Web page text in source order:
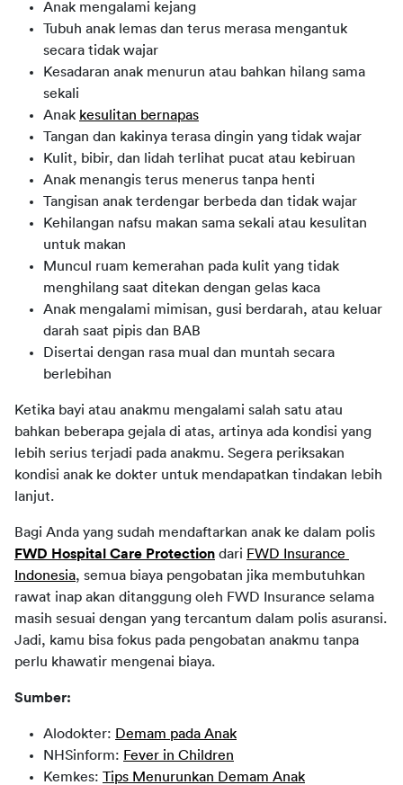
Anak mengalami kejang
Tubuh anak lemas dan terus merasa mengantuk
secara tidak wajar
Kesadaran anak menurun atau bahkan hilang sama
sekali
Anak kesulitan bernapas
Tangan dan kakinya terasa dingin yang tidak wajar
Kulit, bibir, dan lidah terlihat pucat atau kebiruan
Anak menangis terus menerus tanpa henti
Tangisan anak terdengar berbeda dan tidak wajar
Kehilangan nafsu makan sama sekali atau kesulitan
untuk makan
Muncul ruam kemerahan pada kulit yang tidak
menghilang saat ditekan dengan gelas kaca
Anak mengalami mimisan, gusi berdarah, atau keluar
darah saat pipis dan BAB
Disertai dengan rasa mual dan muntah secara
berlebihan
Ketika bayi atau anakmu mengalami salah satu atau
bahkan beberapa gejala di atas, artinya ada kondisi yang
lebih serius terjadi pada anakmu. Segera periksakan
kondisi anak ke dokter untuk mendapatkan tindakan lebih
lanjut.
FWD Hospital Care Protection dari FWD Insurance
Indonesia, semua biaya pengobatan jika membutuhkan
rawat inap akan ditanggung oleh FWD Insurance selama
masih sesuai dengan yang tercantum dalam polis asuransi.
Jadi, kamu bisa fokus pada pengobatan anakmu tanpa
perlu khawatir mengenai biaya.
Sumber:
Alodokter: Demam pada Anak
NHSinform: Fever in Children
Kemkes: Tips Menurunkan Demam Anak